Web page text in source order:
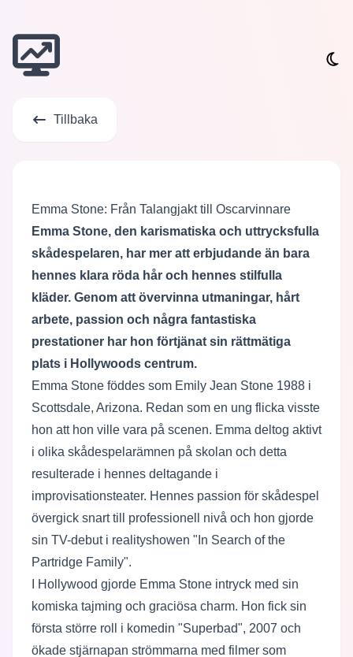
Tillbaka
Emma Stone: Från Talangjakt till Oscarvinnare
Emma Stone, den karismatiska och uttrycksfulla
skådespelaren, har mer att erbjudande än bara
hennes klara röda hår och hennes stilfulla
kläder. Genom att övervinna utmaningar, hårt
arbete, passion och några fantastiska
prestationer har hon förtjänat sin rättmätiga
plats i Hollywoods centrum.
Emma Stone föddes som Emily Jean Stone 1988 i
Scottsdale, Arizona. Redan som en ung flicka visste
hon att hon ville vara på scenen. Emma deltog aktivt
i olika skådespelarämnen på skolan och detta
resulterade i hennes deltagande i
improvisationsteater. Hennes passion för skådespel
övergick snart till professionell nivå och hon gjorde
sin TV-debut i realityshowen "In Search of the
Partridge Family".
I Hollywood gjorde Emma Stone intryck med sin
komiska tajming och graciösa charm. Hon fick sin
första större roll i komedin "Superbad", 2007 och
ökade stjärnapan strömmarna med filmer som